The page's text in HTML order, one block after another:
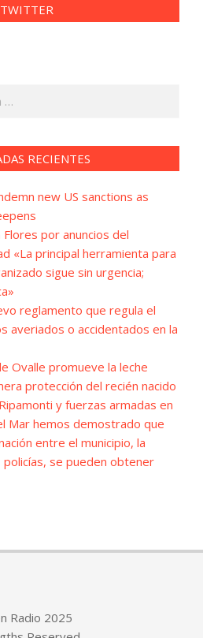
TWITTER
RECIENTES
new US sanctions as
por anuncios del
«La principal herramienta para
sigue sin urgencia;
reglamento que regula el
averiados o accidentados en la
Ovalle promueve la leche
protección del recién nacido
y fuerzas armadas en
Mar hemos demostrado que
entre el municipio, la
policías, se pueden obtener
Radio 2025